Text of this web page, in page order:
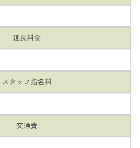
延長料金
スタッフ指名料
交通費